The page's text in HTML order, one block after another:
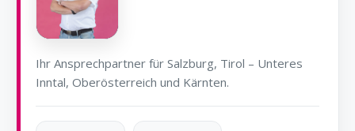
Ihr Ansprechpartner für Salzburg, Tirol – Unteres
Inntal, Oberösterreich und Kärnten.